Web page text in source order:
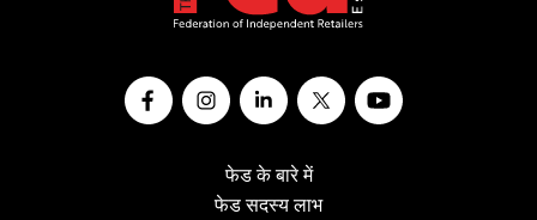
फेड के बारे में
फेड सदस्य लाभ